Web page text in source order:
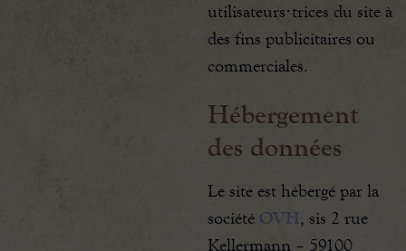
utilisateurs·trices du site à
des fins publicitaires ou
commerciales.
Hébergement
des données
Le site est hébergé par la
société OVH, sis 2 rue
Kellermann – 59100